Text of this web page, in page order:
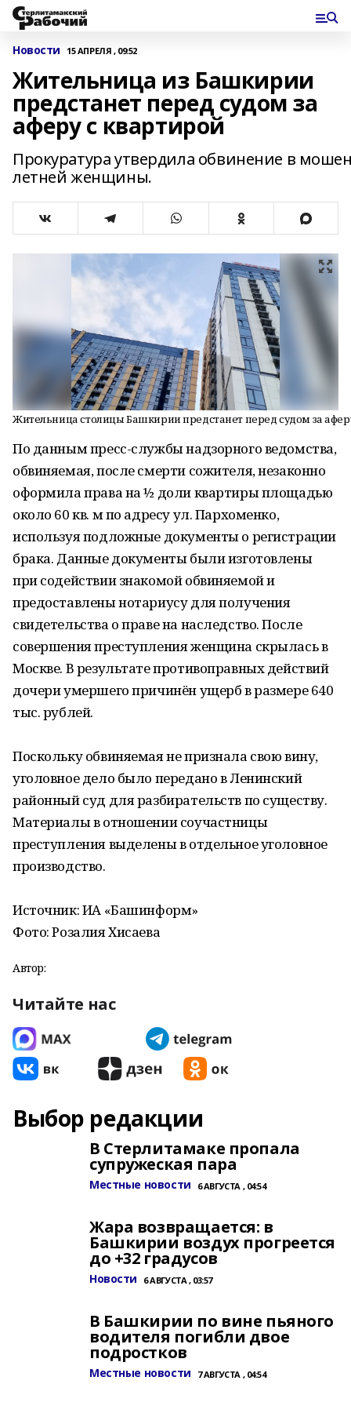
Новости 15 АПРЕЛЯ , 09:52
Жительница из Башкирии
предстанет перед судом за
аферу с квартирой
Прокуратура утвердила обвинение в
летней женщины.
Жительница столицы Башкирии предстанет перед судом за
По данным пресс-службы надзорного ведомства,
обвиняемая, после смерти сожителя, незаконно
оформила права на ½ доли квартиры площадью
около 60 кв. м по адресу ул. Пархоменко,
используя подложные документы о регистрации
брака. Данные документы были изготовлены
при содействии знакомой обвиняемой и
предоставлены нотариусу для получения
свидетельства о праве на наследство. После
совершения преступления женщина скрылась в
Москве. В результате противоправных действий
дочери умершего причинён ущерб в размере 640
тыс. рублей.
Поскольку обвиняемая не признала свою вину,
уголовное дело было передано в Ленинский
районный суд для разбирательств по существу.
Материалы в отношении соучастницы
преступления выделены в отдельное уголовное
производство.
Источник: ИА «Башинформ»
Фото: Розалия Хисаева
Автор:
Читайте нас
Выбор редакции
В Стерлитамаке пропала
супружеская пара
Местные новости 6 АВГУСТА , 04:54
Жара возвращается: в
Башкирии воздух прогреется
до +32 градусов
Новости 6 АВГУСТА , 03:57
В Башкирии по вине пьяного
водителя погибли двое
подростков
Местные новости 7 АВГУСТА , 04:54